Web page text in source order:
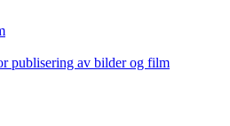
publisering av bilder og film